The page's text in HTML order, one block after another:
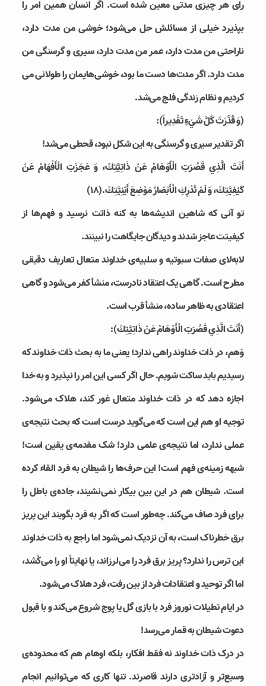
رای هر چیزی مدتی معین شده است. اگر انسان همین امر را
بپذیرد خیلی از مسائلش حل می‌شود؛ خوشی من مدت دارد،
ناراحتی من مدت دارد، عمر من مدت دارد، سیری و گرسنگی من
مدت دارد. اگر مدت‌ها دست ما بود، خوشی‌هایمان را طولانی می
کردیم و نظام زندگی فلج می‌شد.
(وَ قَدَّرْتَ كُلَّ شَيْ‏ءٍ تَقْدِيراً):
اگر تقدیر سیری و گرسنگی به این شکل نبود، قحطی می‌شد!
أَنْتَ الَّذِي قَصُرَتِ الْأَوْهَامُ عَنْ ذَاتِيَّتِكَ، وَ عَجَزَتِ الْأَفْهَامُ عَنْ
كَيْفِيَّتِكَ، وَ لَمْ تُدْرِكِ الْأَبْصَارُ مَوْضِعَ أَيْنِيَّتِكَ.(۱۸)
تو آنی که شاهین اندیشه‌ها به کنه ذاتت نرسید و فهم‌ها از
کیفیتت عاجز شدند و دیدگان جایگاهت را نبینند.
لابه‌لای صفات سبوتیه و سلبیه‌ی خداوند متعال تعاریف دقیقی
مطرح است. گاهی یک اعتقاد نادرست، منشأ کفر می‌شود و گاهی
اعتقادی به ظاهر ساده، منشأ قرب است.
(أَنْتَ الَّذِي قَصُرَتِ الْأَوْهَامُ عَنْ ذَاتِيَّتِكَ):
وَهم، در ذات خداوند راهی ندارد؛ یعنی ما به بحث ذات خداوند که
رسیدیم باید ساکت شویم. حال اگر کسی این امر را نپذیرد و به خدا
اجازه دهد که در ذات خداوند متعال غور کند، هلاک می‌شود.
توجیه او هم این است که می‌گوید درست است که بحث نتیجه‌ی
عملی ندارد، اما نتیجه‌ی علمی دارد! شک مقدمه‌ی یقین است!
شبهه زمینه‌ی فهم است! این حرف‌ها را شیطان به فرد القاء کرده
است. شیطان هم در این بین بیکار نمی‌نشیند، جاده‌ی باطل را
برای فرد صاف می‌کند. چه‌طور است که اگر به فرد بگویند این پریز
برق خطرناک است، به آن نزدیک نمی‌شود اما راجع به ذات خداوند
این ترس را ندارد؟ پریز برق فرد را می‌لرزاند، یا نهایتاً او را می‌کُشد،
اما اگر توحید و اعتقادات فرد از بین رفت، فرد هلاک می‌شود.
در ایام تطیلات نوروز فرد با بازی گل یا پوچ شروع می‌کند و با قبول
دعوت شیطان به قمار می‌رسد!
در درک ذات خداوند نه فقط افکار، بلکه اوهام هم که محدوده‌ی
وسیع‌تر و آزادتری دارند قاصرند. تنها کاری که می‌توانیم انجام